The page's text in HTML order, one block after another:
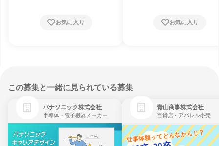
お気に入り お気に入り
この募集と一緒に見られている募集
パナソニック株式会社
半導体・電子機器メーカー
青山商事株式会社
百貨店・アパレル小売